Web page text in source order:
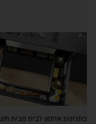
פתרונות אחסון לבית מבית Blum